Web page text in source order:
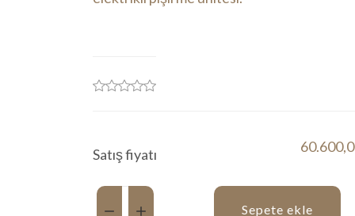
Satış fiyatı
Miktar:
Sepete ekle